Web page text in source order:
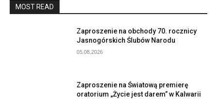
MOST READ
Zaproszenie na obchody 70. rocznicy
Jasnogórskich Ślubów Narodu
05.08.2026
Zaproszenie na Światową premierę
oratorium „Życie jest darem” w Kalwarii